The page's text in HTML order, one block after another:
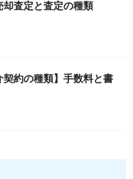
却査定と査定の種類
契約の種類】手数料と書